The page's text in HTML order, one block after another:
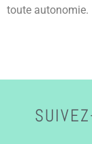
toute autonomie.